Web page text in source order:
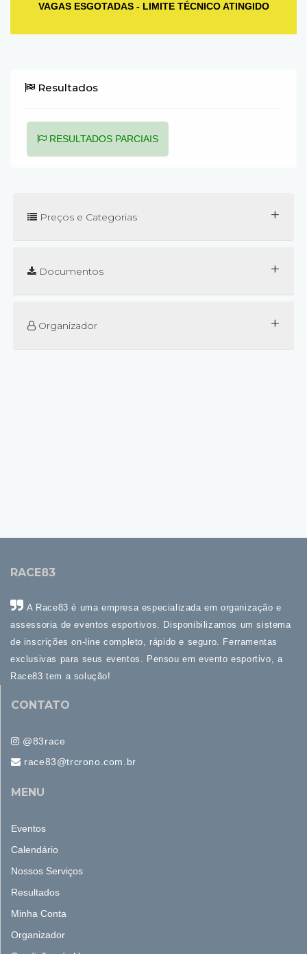
VAGAS ESGOTADAS - LIMITE TÉCNICO ATINGIDO
Resultados
RESULTADOS PARCIAIS
Preços e Categorias +
Documentos +
Organizador +
RACE83
A Race83 é uma empresa especializada em organização e
assessoria de eventos esportivos. Disponibilizamos um sistema
de inscrições on-line completo, rápido e seguro. Ferramentas
exclusivas para seus eventos. Pensou em evento esportivo, a
Race83 tem a solução!
CONTATO
@83race
race83@trcrono.com.br
MENU
Eventos
Calendário
Nossos Serviços
Resultados
Minha Conta
Organizador